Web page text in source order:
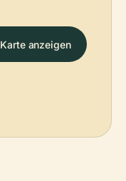
Karte anzeigen